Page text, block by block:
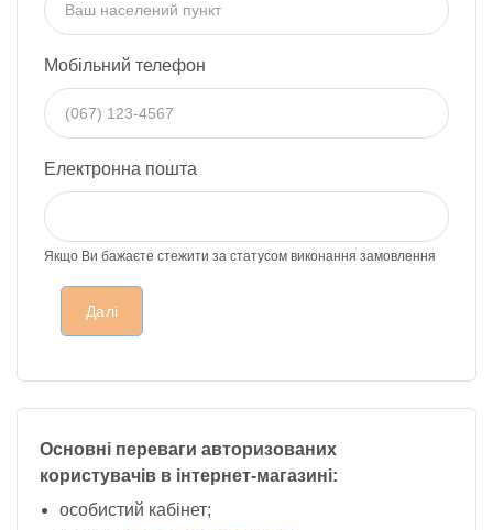
Мобільний телефон
Електронна пошта
Якщо Ви бажаєте стежити за статусом виконання замовлення
Далі
Основні переваги авторизованих
користувачів в інтернет-магазині:
особистий кабінет;